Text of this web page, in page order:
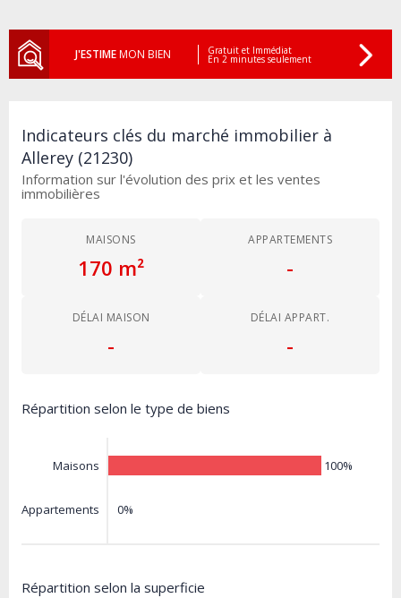
J'ESTIMEMON BIEN Gratuit et Immédiat
En 2 minutes seulement
Indicateurs clés du marché immobilier à
Allerey (21230)
Information sur l'évolution des prix et les ventes
immobilières
MAISONS
170 m²
APPARTEMENTS
-
DÉLAI MAISON
-
DÉLAI APPART.
-
Répartition selon le type de biens
Maisons
Appartements
100%
0%
Répartition selon la superficie